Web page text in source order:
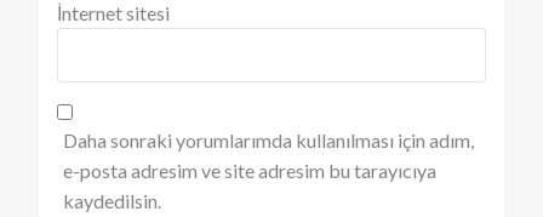
İnternet sitesi
Daha sonraki yorumlarımda kullanılması için adım,
e-posta adresim ve site adresim bu tarayıcıya
kaydedilsin.